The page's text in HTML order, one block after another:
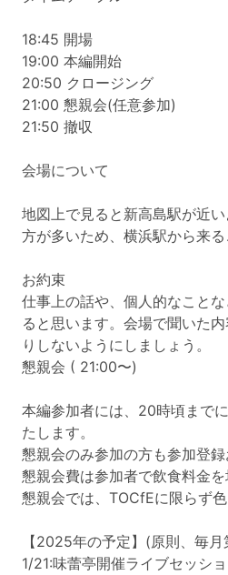
18:45 開場
19:00 本編開始
20:50 クロージング
21:00 懇親会(任意参加)
21:50 撤収
会場について
地図上で見ると新高島駅が近
方が多いため、横浜駅から来る
お約束
仕事上の話や、個人的なこと
ると思います。会場で聞いた
りしないようにしましょう。
懇親会 ( 21:00〜)
本編参加者には、20時頃まで
たします。
懇親会のみ参加の方も参加登録
懇親会費は参加者で飲食料金
懇親会では、TOCfEに限らず
【2025年の予定】(原則、毎
1/21:味蕾亭開催ライブセッシ